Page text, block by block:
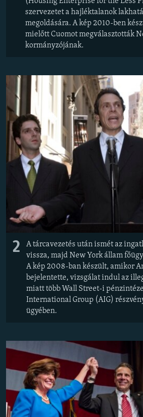
szervezetet a hajléktalanok
megoldására. A kép 2010-ben
mielőtt Cuomot megválasztották
kormányzójának.
2
A tárcavezetés után ismét az
vissza, majd New York állam
A kép 2008-ban készült, amikor
bejelentette, vizsgálat indul az
miatt több Wall Street-i
International Group (AIG)
ügyében.